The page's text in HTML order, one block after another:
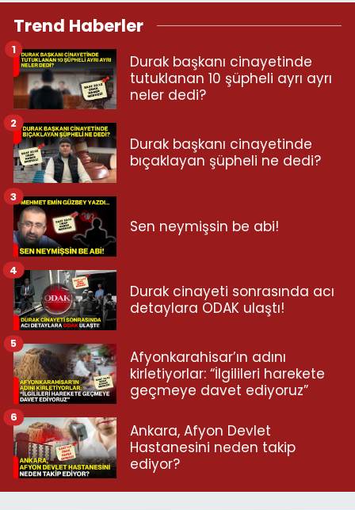
Trend Haberler
Durak başkanı cinayetinde
tutuklanan 10 şüpheli ayrı ayrı
neler dedi?
1
Durak başkanı cinayetinde
bıçaklayan şüpheli ne dedi?
2
Sen neymişsin be abi!
3
Durak cinayeti sonrasında acı
detaylara ODAK ulaştı!
4
Afyonkarahisar’ın adını
kirletiyorlar: “İlgilileri harekete
geçmeye davet ediyoruz”
5
Ankara, Afyon Devlet
Hastanesini neden takip
ediyor?
6